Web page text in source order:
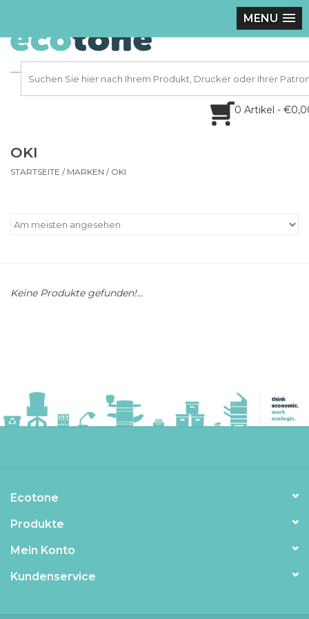
MENU
0 Artikel -
OKI
STARTSEITE / MARKEN / OKI
Keine Produkte gefunden!...
Ecotone
Produkte
Mein Konto
Kundenservice